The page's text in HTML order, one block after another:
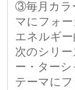
③毎月カラ
マにフォ
エネルギー
次のシリ
ー・ター
テーマに